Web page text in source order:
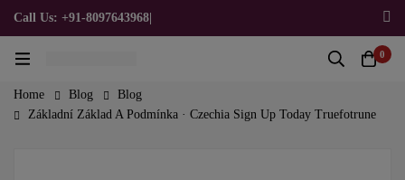
Call Us: +91-8097643968
0
Home Blog
Blog
Základní Základ A Podmínka · Czechia Sign Up Today Truefotrune